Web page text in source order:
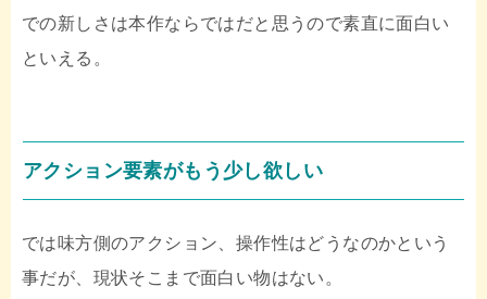
での新しさは本作ならではだと思うので素直に面白い
といえる。
アクション要素がもう少し欲しい
では味方側のアクション、操作性はどうなのかという
事だが、現状そこまで面白い物はない。